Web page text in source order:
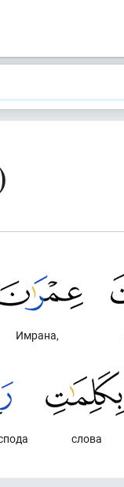
Имрана,
слова